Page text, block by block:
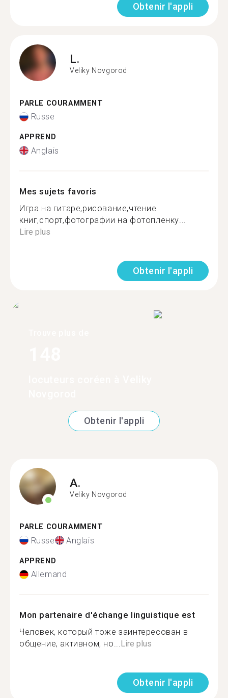
Obtenir l'appli
L.
Veliky Novgorod
PARLE COURAMMENT
Russe
APPREND
Anglais
Mes sujets favoris
Игра на гитаре,рисование,чтение
книг,спорт,фотографии на фотопленку...
Lire plus
Obtenir l'appli
Obtenir l'appli
A.
Veliky Novgorod
PARLE COURAMMENT
Russe Anglais
APPREND
Allemand
Mon partenaire d'échange linguistique est
Человек, который тоже заинтересован в
общение, активном, но...Lire plus
Obtenir l'appli